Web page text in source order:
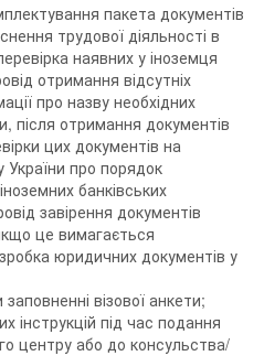
пакета документів
трудової діяльності в
наявних у іноземця
отримання відсутніх
про назву необхідних
після отримання документів
цих документів на
України про порядок
банківських
завірення документів
це вимагається
юридичних документів у
візової анкети;
під час подання
центру або до консульства/